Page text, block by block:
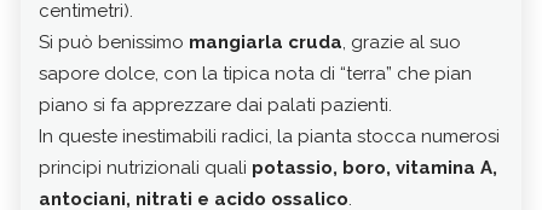
centimetri).
Si può benissimo mangiarla cruda, grazie al suo
sapore dolce, con la tipica nota di “terra” che pian
piano si fa apprezzare dai palati pazienti.
In queste inestimabili radici, la pianta stocca numerosi
principi nutrizionali quali potassio, boro, vitamina A,
antociani, nitrati e acido ossalico.